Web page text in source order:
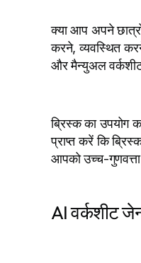
क्या आप अपने
करने, व्यवस्थित
और मैन्युअल वर्कशीट
ब्रिस्क का उपयोग
प्राप्त करें कि
आपको उच्च-
AI वर्कशीट